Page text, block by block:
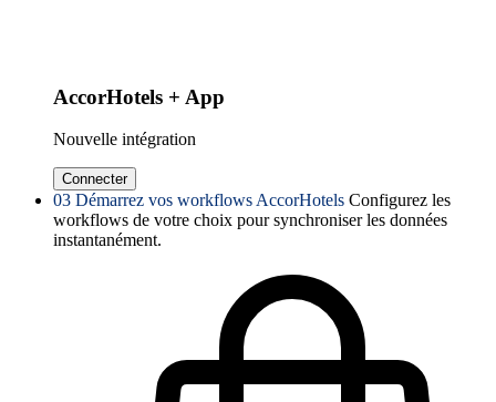
AccorHotels + App
Nouvelle intégration
Connecter
03 Démarrez vos workflows AccorHotels Configurez les
workflows de votre choix pour synchroniser les données
instantanément.